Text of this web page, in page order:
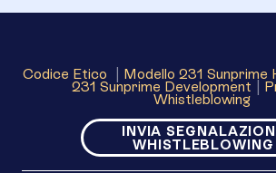
Codice Etico Modello 231 Sunprime
231 Sunprime Development
Whistleblowing
INVIA
WHISTLEBLOWING